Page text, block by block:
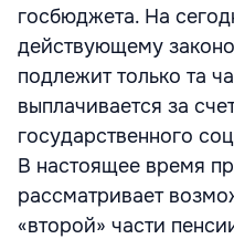
госбюджета. На
действующему
подлежит только та
выплачивается за
государственного
В настоящее время
рассматривает
«второй» части